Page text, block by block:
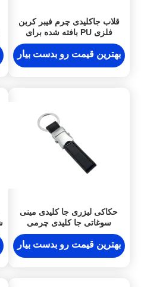
قلاب جاکلیدی چرم فیبر کربن
فلزی PU بافته شده برای
جاکلیدی
بهترین قیمت رو بدست بیار
حکاکی لیزری جا کلیدی مینی
سوغاتی جا کلیدی چرمی
شخصی شده به ضخامت 9 میلی
متر
بهترین قیمت رو بدست بیار